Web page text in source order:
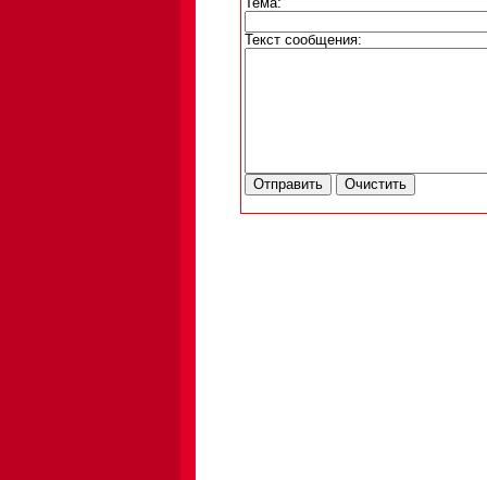
Тема:
Текст сообщения: